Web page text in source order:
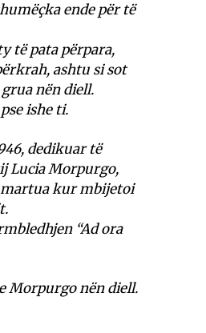
ende për të
të pata përpara,
ashtu si sot
nën diell.
ishe ti.
dedikuar të
Lucia Morpurgo,
kur mbijetoi
“Ad ora
Morpurgo nën diell.